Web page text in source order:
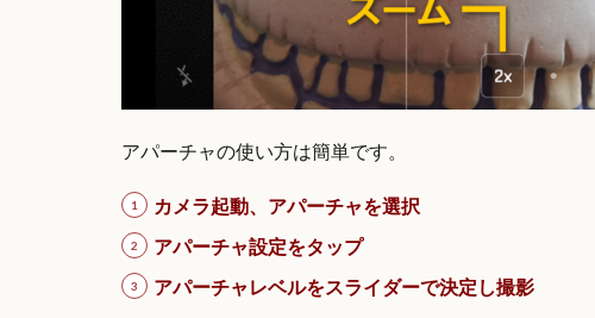
アパーチャの使い方は簡単です。
カメラ起動、アパーチャを選択
アパーチャ設定をタップ
アパーチャレベルをスライダーで決定し撮影